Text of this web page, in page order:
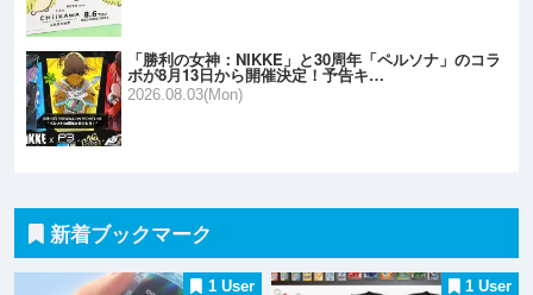
「勝利の女神：NIKKE」と30周年「ペルソナ」のコラ
ボが8月13日から開催決定！予告キ…
2026.08.03(Mon)
新着ブックマーク
1 User 1 User